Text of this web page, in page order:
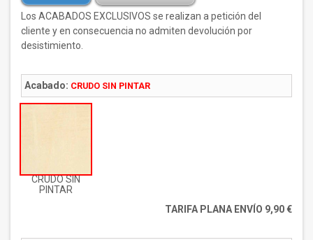
Los ACABADOS EXCLUSIVOS se realizan a petición del
cliente y en consecuencia no admiten devolución por
desistimiento.
Acabado: CRUDO SIN PINTAR
CRUDO SIN
PINTAR
TARIFA PLANA ENVÍO 9,90 €